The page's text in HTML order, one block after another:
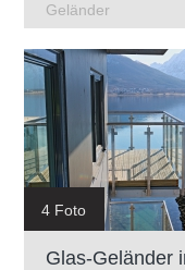
Geländer
4 Foto
Glas-Geländer